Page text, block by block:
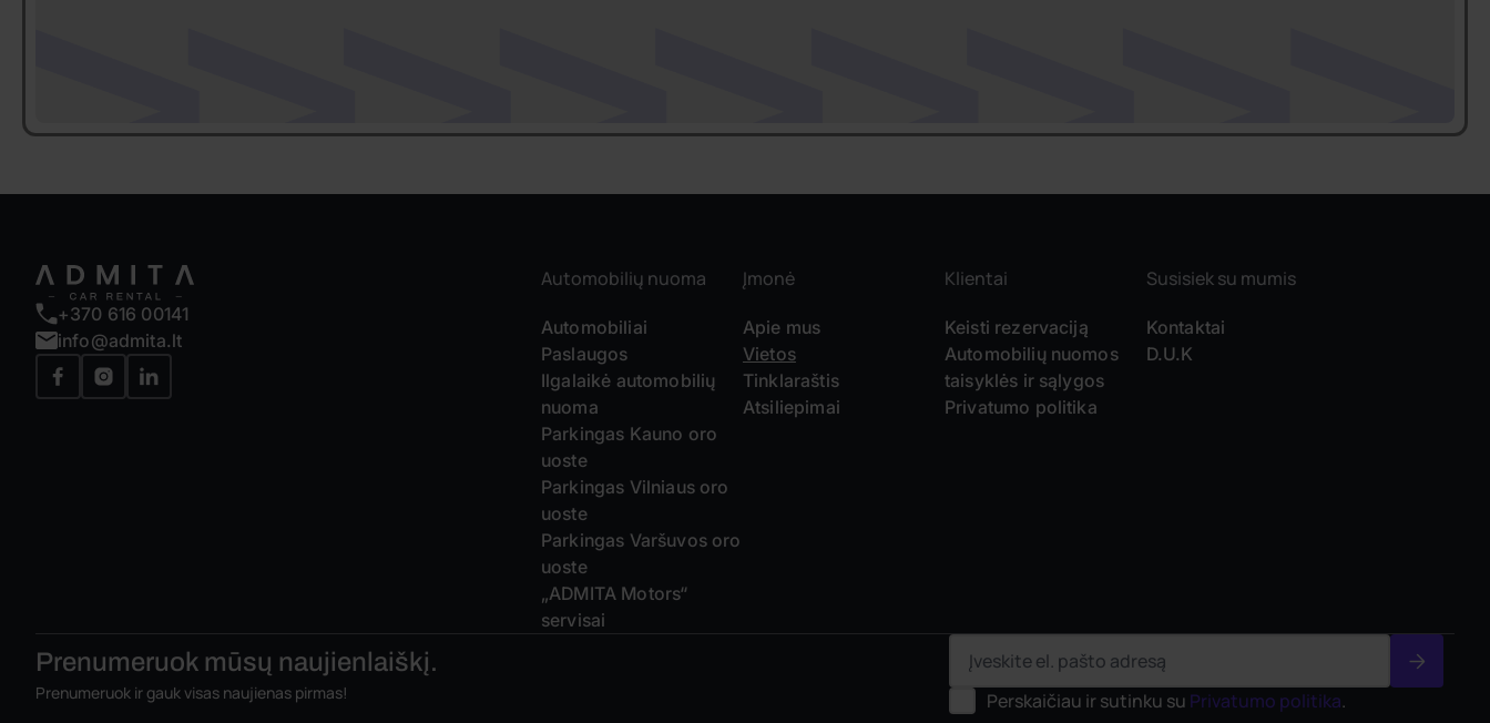
+370 616 00141
info@admita.lt
Automobilių nuoma
Automobiliai
Paslaugos
Ilgalaikė automobilių
nuoma
Parkingas Kauno oro
uoste
Parkingas Vilniaus oro
uoste
Parkingas Varšuvos oro
uoste
„ADMITA Motors“
servisai
Įmonė
Apie mus
Vietos
Tinklaraštis
Atsiliepimai
Klientai
Keisti rezervaciją
Automobilių nuomos
taisyklės ir sąlygos
Privatumo politika
Susisiek su mumis
Kontaktai
D.U.K
Prenumeruok mūsų naujienlaiškį.
Prenumeruok ir gauk visas naujienas pirmas! Perskaičiau ir sutinku su Privatumo politika.